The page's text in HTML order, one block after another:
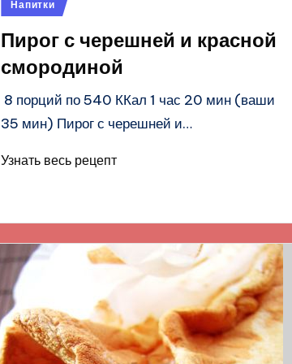
Напитки
Пирог с черешней и красной
смородиной
8 порций по 540 ККал 1 час 20 мин (ваши
35 мин) Пирог с черешней и…
Узнать весь рецепт